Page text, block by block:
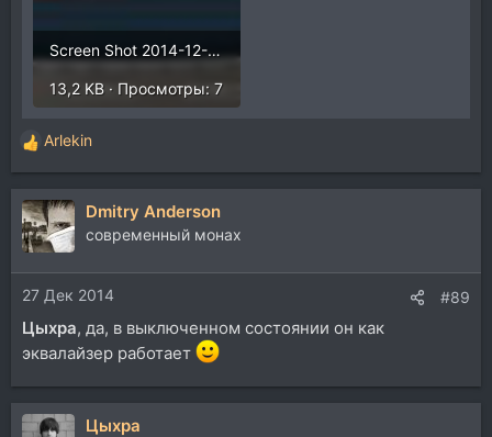
Screen Shot 2014-12-27 at 5.57.24 PM.jpg
13,2 KB · Просмотры: 7
Р
е
а
к
ц
и
и
:
Arlekin
Dmitry Anderson
современный монах
27 Дек 2014 #89
Цыхра, да, в выключенном состоянии он как
эквалайзер работает
Цыхра